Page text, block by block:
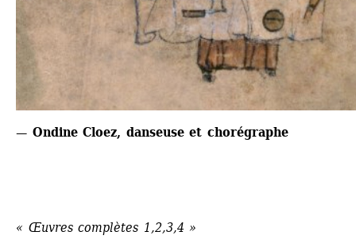
— Ondine Cloez, danseuse et chorégraphe
« Œuvres complètes 1,2,3,4 »